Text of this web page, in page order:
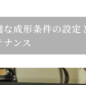
な成形条件の設定
ナンス